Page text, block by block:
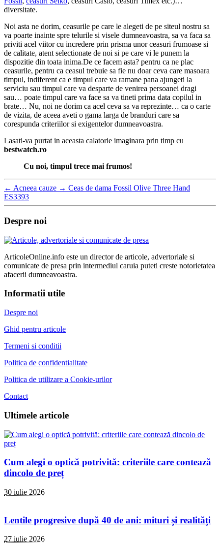
diversitate.
Noi asta ne dorim, ceasurile pe care le alegeti de pe siteul nostru sa
va poarte inainte spre telurile si visele dumneavoastra, sa va faca sa
priviti acel viitor cu incredere prin prisma unor ceasuri frumoase si
de calitate, atent selectionate de noi si pe care vi le punem la
dispozitie din toata inima.De ce facem asta? pentru ca ne plac
ceasurile, pentru ca ceasul trebuie sa fie nu doar ceva care masoara
timpul, indiferent ca e timpul care va ramane pana ajungeti la
serviciu sau timpul care va desparte de venirea persoanei dragi
sau… poate timpul care va face sa va tineti prima data copilul in
brate… Nu, noi ne dorim ca acel ceva sa va reprezinte… ca o carte
de vizita, de aceea aveti o gama larga de branduri care sa
corespunda criteriilor si exigentelor dumneavoastra.
Lasati-va purtat in aceasta calatorie imaginara prin timp cu
bestwatch.ro
Cu noi, timpul trece mai frumos!
← Acneea cauze → Ceas de dama Fossil Olive Three Hand
ES3393
Despre noi
ArticoleOnline.info este un director de articole, advertoriale si
comunicate de presa prin intermediul caruia puteti creste notorietatea
afacerii dumneavoastra.
Informatii utile
Despre noi
Ghid pentru articole
Termeni si conditii
Politica de confidentialitate
Politica de utilizare a Cookie-urilor
Contact
Ultimele articole
Cum alegi o optică potrivită: criteriile care contează
dincolo de preț
30 iulie 2026
Lentile progresive după 40 de ani: mituri și realități
27 iulie 2026